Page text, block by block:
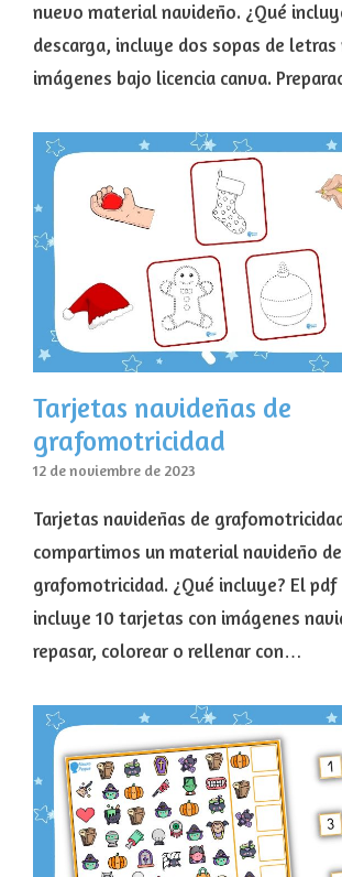
nuevo material navideño. ¿Qué
descarga, incluye dos sopas de letras
imágenes bajo licencia canva.
Tarjetas navideñas de
grafomotricidad
12 de noviembre de 2023
Tarjetas navideñas de
compartimos un material navideño de
grafomotricidad. ¿Qué incluye? El pdf
incluye 10 tarjetas con imágenes
repasar, colorear o rellenar con…